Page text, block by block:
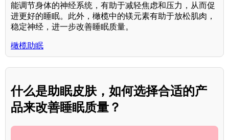
能调节身体的神经系统，有助于减轻焦虑和压力，从而促
进更好的睡眠。此外，橄榄中的镁元素有助于放松肌肉，
稳定神经，进一步改善睡眠质量。
橄榄助眠
什么是助眠皮肤，如何选择合适的产
品来改善睡眠质量？